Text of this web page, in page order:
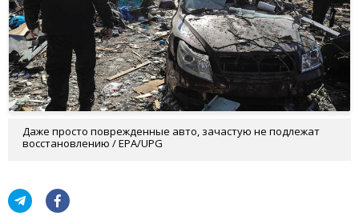
Даже просто поврежденные авто, зачастую не подлежат
восстановлению / EPA/UPG